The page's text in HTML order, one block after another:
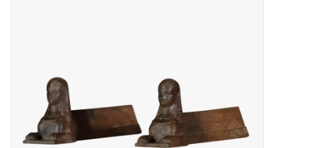
Decoratieve Outdoor
Objecten
Vloeren - Steen, Terra Cotta